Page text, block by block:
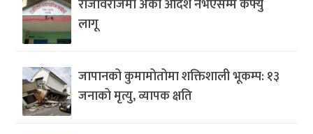
राजविराजमा अर्को आदेश नभएसम्म कर्फ्यु
लागू
जापानको कुमामोतोमा शक्तिशाली भूकम्प: १३
जनाको मृत्यु, व्यापक क्षति